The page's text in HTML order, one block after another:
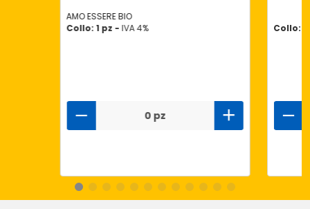
AMO ESSERE BIO
Collo: 1 pz - IVA 4%
0 pz
Collo: